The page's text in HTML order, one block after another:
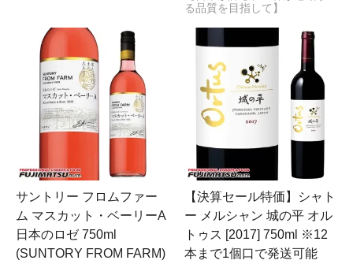
る品質を目指して】
サントリー フロムファー
ム マスカット・ベーリーA
日本のロゼ 750ml
(SUNTORY FROM FARM)
【決算セール特価】シャト
ー メルシャン 城の平 オル
トゥス [2017] 750ml ※12
本まで1個口で発送可能